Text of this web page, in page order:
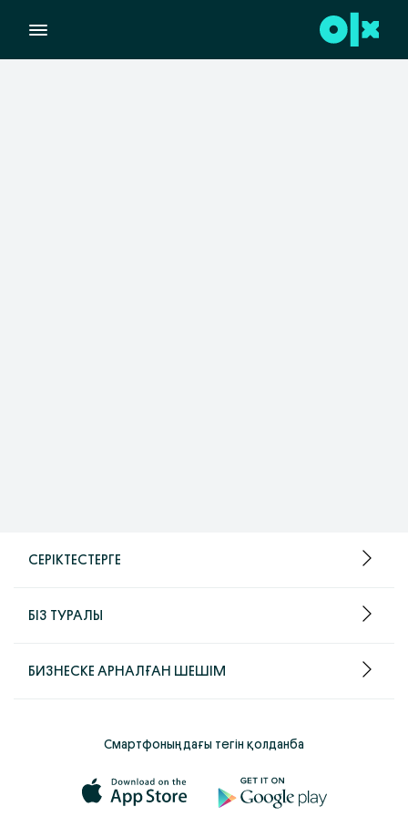
СЕРІКТЕСТЕРГЕ
БІЗ ТУРАЛЫ
БИЗНЕСКЕ АРНАЛҒАН ШЕШІМ
Смартфоныңдағы тегін қолданба